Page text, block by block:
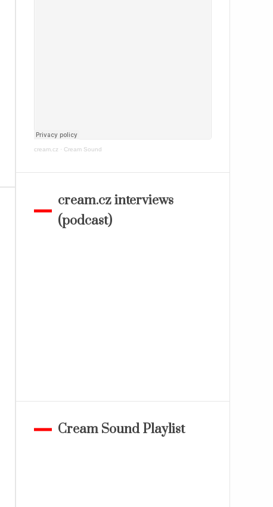
cream.cz · Cream Sound
cream.cz interviews
(podcast)
Cream Sound Playlist